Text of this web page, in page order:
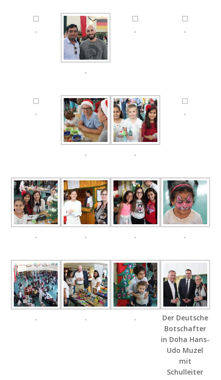
.
.
. .
.
. .
.
. . . .
. . .
Der Deutsche
Botschafter
in Doha Hans-
Udo Muzel
mit
Schulleiter